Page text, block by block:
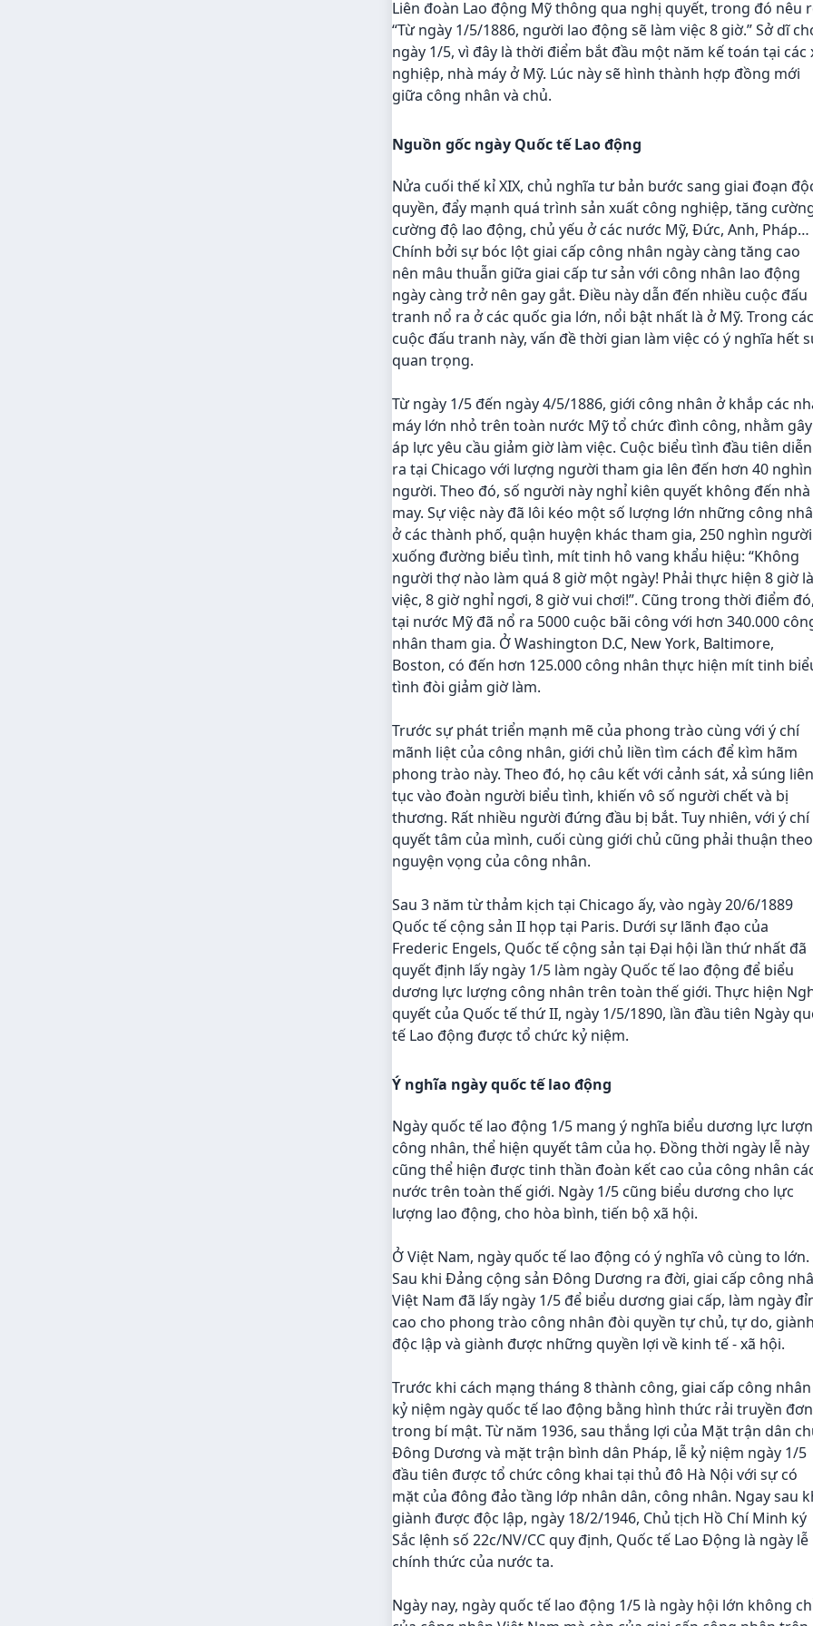
Liên đoàn Lao động Mỹ thông qua nghị quyết, trong đó nêu
“Từ ngày 1/5/1886, người lao động sẽ làm việc 8 giờ.” Sở dĩ
ngày 1/5, vì đây là thời điểm bắt đầu một năm kế toán tại các
nghiệp, nhà máy ở Mỹ. Lúc này sẽ hình thành hợp đồng mới
giữa công nhân và chủ.
Nguồn gốc ngày Quốc tế Lao động
Nửa cuối thế kỉ XIX, chủ nghĩa tư bản bước sang giai đoạn
quyền, đẩy mạnh quá trình sản xuất công nghiệp, tăng
cường độ lao động, chủ yếu ở các nước Mỹ, Đức, Anh, Pháp…
Chính bởi sự bóc lột giai cấp công nhân ngày càng tăng cao
nên mâu thuẫn giữa giai cấp tư sản với công nhân lao động
ngày càng trở nên gay gắt. Điều này dẫn đến nhiều cuộc đấu
tranh nổ ra ở các quốc gia lớn, nổi bật nhất là ở Mỹ. Trong các
cuộc đấu tranh này, vấn đề thời gian làm việc có ý nghĩa hết
quan trọng.
Từ ngày 1/5 đến ngày 4/5/1886, giới công nhân ở khắp các
máy lớn nhỏ trên toàn nước Mỹ tổ chức đình công, nhằm gây
áp lực yêu cầu giảm giờ làm việc. Cuộc biểu tình đầu tiên diễn
ra tại Chicago với lượng người tham gia lên đến hơn 40 nghìn
người. Theo đó, số người này nghỉ kiên quyết không đến nhà
may. Sự việc này đã lôi kéo một số lượng lớn những công
ở các thành phố, quận huyện khác tham gia, 250 nghìn người
xuống đường biểu tình, mít tinh hô vang khẩu hiệu: “Không
người thợ nào làm quá 8 giờ một ngày! Phải thực hiện 8 giờ
việc, 8 giờ nghỉ ngơi, 8 giờ vui chơi!”. Cũng trong thời điểm đó,
tại nước Mỹ đã nổ ra 5000 cuộc bãi công với hơn 340.000
nhân tham gia. Ở Washington D.C, New York, Baltimore,
Boston, có đến hơn 125.000 công nhân thực hiện mít tinh
tình đòi giảm giờ làm.
Trước sự phát triển mạnh mẽ của phong trào cùng với ý chí
mãnh liệt của công nhân, giới chủ liền tìm cách để kìm hãm
phong trào này. Theo đó, họ câu kết với cảnh sát, xả súng liên
tục vào đoàn người biểu tình, khiến vô số người chết và bị
thương. Rất nhiều người đứng đầu bị bắt. Tuy nhiên, với ý chí
quyết tâm của mình, cuối cùng giới chủ cũng phải thuận theo
nguyện vọng của công nhân.
Sau 3 năm từ thảm kịch tại Chicago ấy, vào ngày 20/6/1889
Quốc tế cộng sản II họp tại Paris. Dưới sự lãnh đạo của
Frederic Engels, Quốc tế cộng sản tại Đại hội lần thứ nhất đã
quyết định lấy ngày 1/5 làm ngày Quốc tế lao động để biểu
dương lực lượng công nhân trên toàn thế giới. Thực hiện
quyết của Quốc tế thứ II, ngày 1/5/1890, lần đầu tiên Ngày
tế Lao động được tổ chức kỷ niệm.
Ý nghĩa ngày quốc tế lao động
Ngày quốc tế lao động 1/5 mang ý nghĩa biểu dương lực
công nhân, thể hiện quyết tâm của họ. Đồng thời ngày lễ này
cũng thể hiện được tinh thần đoàn kết cao của công nhân
nước trên toàn thế giới. Ngày 1/5 cũng biểu dương cho lực
lượng lao động, cho hòa bình, tiến bộ xã hội.
Ở Việt Nam, ngày quốc tế lao động có ý nghĩa vô cùng to lớn.
Sau khi Đảng cộng sản Đông Dương ra đời, giai cấp công
Việt Nam đã lấy ngày 1/5 để biểu dương giai cấp, làm ngày
cao cho phong trào công nhân đòi quyền tự chủ, tự do, giành
độc lập và giành được những quyền lợi về kinh tế - xã hội.
Trước khi cách mạng tháng 8 thành công, giai cấp công nhân
kỷ niệm ngày quốc tế lao động bằng hình thức rải truyền đơn
trong bí mật. Từ năm 1936, sau thắng lợi của Mặt trận dân
Đông Dương và mặt trận bình dân Pháp, lễ kỷ niệm ngày 1/5
đầu tiên được tổ chức công khai tại thủ đô Hà Nội với sự có
mặt của đông đảo tầng lớp nhân dân, công nhân. Ngay sau
giành được độc lập, ngày 18/2/1946, Chủ tịch Hồ Chí Minh ký
Sắc lệnh số 22c/NV/CC quy định, Quốc tế Lao Động là ngày lễ
chính thức của nước ta.
Ngày nay, ngày quốc tế lao động 1/5 là ngày hội lớn không